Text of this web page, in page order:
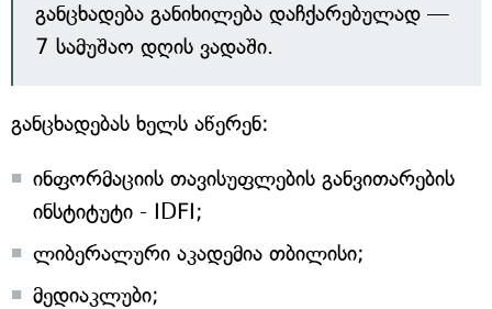
განცხადება განიხილება დაჩქარებულად —
7 სამუშაო დღის ვადაში.
განცხადებას ხელს აწერენ:
ინფორმაციის თავისუფლების განვითარების
ინსტიტუტი - IDFI;
ლიბერალური აკადემია თბილისი;
მედიაკლუბი;